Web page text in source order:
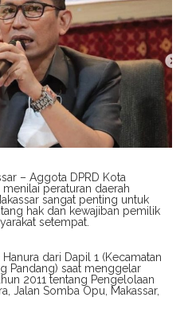
– Aggota DPRD Kota
menilai peraturan daerah
sangat penting untuk
hak dan kewajiban pemilik
setempat.
dari Dapil 1 (Kecamatan
Pandang) saat menggelar
2011 tentang Pengelolaan
Jalan Somba Opu, Makassar,